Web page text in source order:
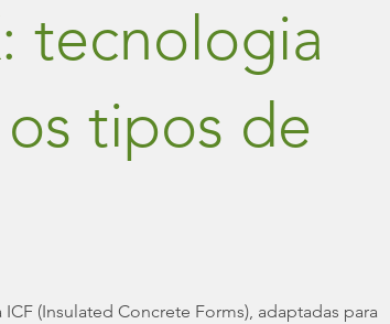
tecnologia
tipos de
(Insulated Concrete Forms), adaptadas para